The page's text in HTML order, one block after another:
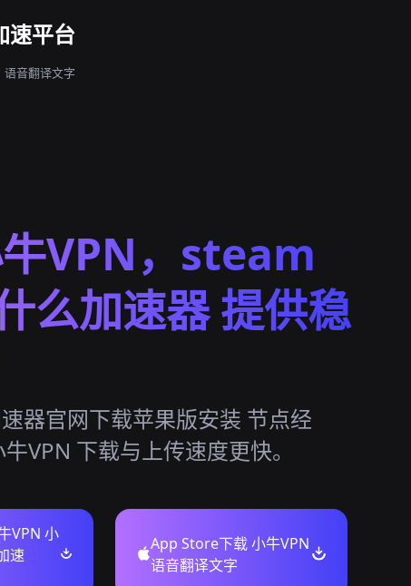
速平台
语音翻译文字
VPN，steam
么加速器 提供稳
器官网下载苹果版安装 节点经
VPN 下载与上传速度更快。
VPN 小
速
App Store下载 小牛VPN
语音翻译文字